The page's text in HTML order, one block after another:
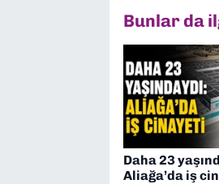
Bunlar da
Daha 23
Aliağa’da iş